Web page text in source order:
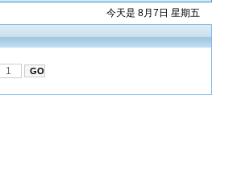
今天是 8月7日 星期五